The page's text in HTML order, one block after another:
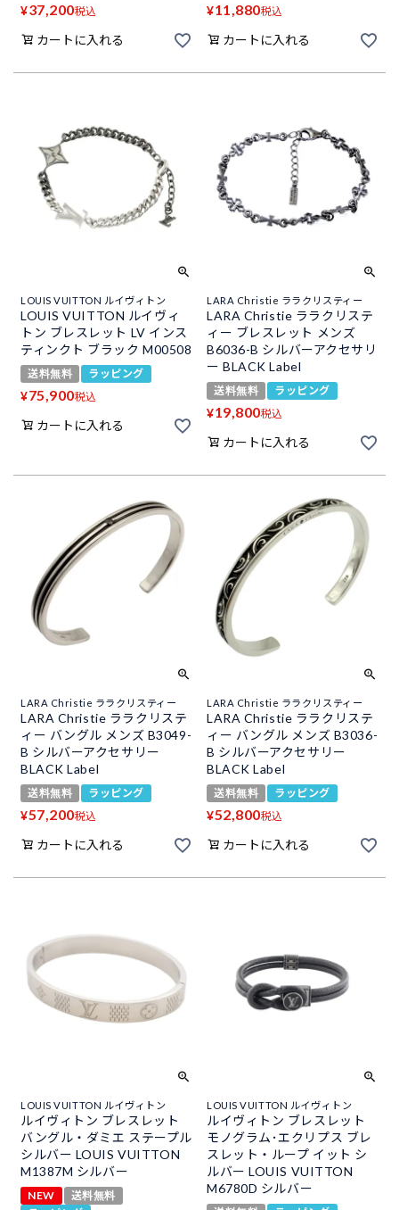
¥37,200税込
カートに入れる
¥11,880税込
カートに入れる
LOUIS VUITTON ルイヴィトン
LOUIS VUITTON ルイヴィ
トン ブレスレット LV インス
ティンクト ブラック M00508
送料無料 ラッピング
¥75,900税込
カートに入れる
LARA Christie ララクリスティー
LARA Christie ララクリステ
ィー ブレスレット メンズ
B6036-B シルバーアクセサリ
ー BLACK Label
送料無料 ラッピング
¥19,800税込
カートに入れる
LARA Christie ララクリスティー
LARA Christie ララクリステ
ィー バングル メンズ B3049-
B シルバーアクセサリー
BLACK Label
送料無料 ラッピング
¥57,200税込
カートに入れる
LARA Christie ララクリスティー
LARA Christie ララクリステ
ィー バングル メンズ B3036-
B シルバーアクセサリー
BLACK Label
送料無料 ラッピング
¥52,800税込
カートに入れる
LOUIS VUITTON ルイヴィトン
ルイヴィトン ブレスレット
バングル・ダミエ ステープル
シルバー LOUIS VUITTON
M1387M シルバー
NEW
送料無料
LOUIS VUITTON ルイヴィトン
ルイヴィトン ブレスレット
モノグラム･エクリプス ブレ
スレット・ループ イット シ
ルバー LOUIS VUITTON
M6780D シルバー